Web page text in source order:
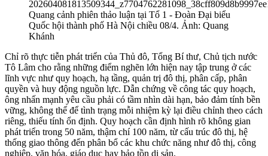
Quang cảnh phiên thảo luận tại Tổ 1 - Đoàn Đại biểu
Quốc hội thành phố Hà Nội chiều 08/4. Ảnh: Quang
Khánh
Chỉ rõ thực tiễn phát triển của Thủ đô, Tổng Bí thư, Chủ tịch nước
Tô Lâm cho rằng những điểm nghẽn lớn hiện nay tập trung ở các
lĩnh vực như quy hoạch, hạ tầng, quản trị đô thị, phân cấp, phân
quyền và huy động nguồn lực. Dẫn chứng về công tác quy hoạch,
ông nhấn mạnh yêu cầu phải có tầm nhìn dài hạn, bảo đảm tính bền
vững, không thể để tình trạng mỗi nhiệm kỳ lại điều chỉnh theo cách
riêng, thiếu tính ổn định. Quy hoạch cần định hình rõ không gian
phát triển trong 50 năm, thậm chí 100 năm, từ cấu trúc đô thị, hệ
thống giao thông đến phân bổ các khu chức năng như đô thị, công
nghiệp, văn hóa, giáo dục hay bảo tồn di sản.